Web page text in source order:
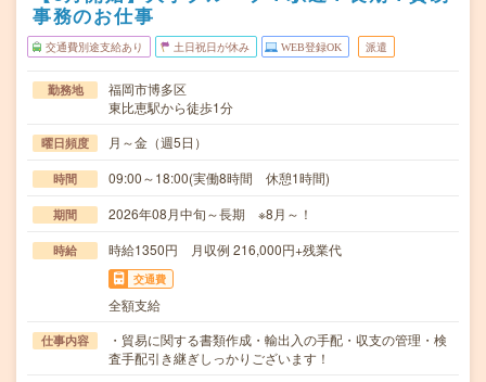
事務のお仕事
交通費別途支給あり 土日祝日が休み WEB登録OK 派遣
勤務地
福岡市博多区
東比恵駅から徒歩1分
曜日頻度 月～金（週5日）
時間 09:00～18:00(実働8時間 休憩1時間)
期間 2026年08月中旬～長期 ※8月～！
時給 時給1350円 月収例 216,000円+残業代
交通費
全額支給
仕事内容
・貿易に関する書類作成・輸出入の手配・収支の管理・検
査手配引き継ぎしっかりございます！